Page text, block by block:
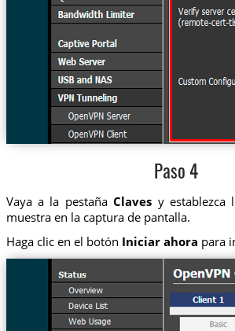
Paso 4
Vaya a la pestañaClaves y establezca
muestra en la captura de pantalla.
Haga clic en el botón Iniciar ahora para